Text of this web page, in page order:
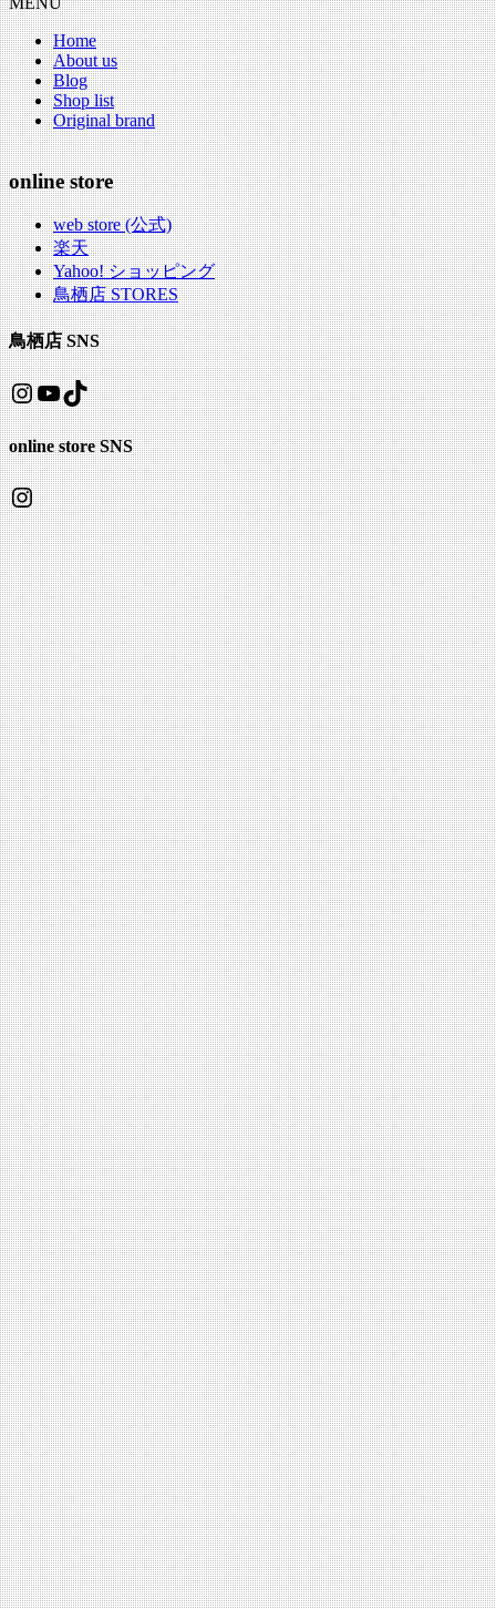
Home
About us
Blog
Shop list
Original brand
online store
web store (公式)
楽天
Yahoo! ショッピング
鳥栖店 STORES
鳥栖店 SNS
Instagram
YouTube
TikTok
online store SNS
Instagram